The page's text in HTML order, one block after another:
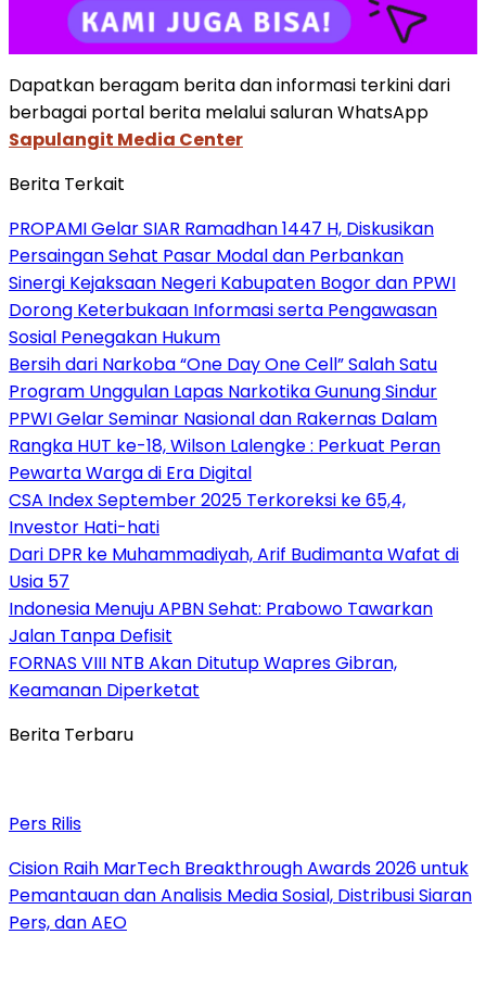
Dapatkan beragam berita dan informasi terkini dari
berbagai portal berita melalui saluran WhatsApp
Sapulangit Media Center
Berita Terkait
PROPAMI Gelar SIAR Ramadhan 1447 H, Diskusikan
Persaingan Sehat Pasar Modal dan Perbankan
Sinergi Kejaksaan Negeri Kabupaten Bogor dan PPWI
Dorong Keterbukaan Informasi serta Pengawasan
Sosial Penegakan Hukum
Bersih dari Narkoba “One Day One Cell” Salah Satu
Program Unggulan Lapas Narkotika Gunung Sindur
PPWI Gelar Seminar Nasional dan Rakernas Dalam
Rangka HUT ke-18, Wilson Lalengke : Perkuat Peran
Pewarta Warga di Era Digital
CSA Index September 2025 Terkoreksi ke 65,4,
Investor Hati-hati
Dari DPR ke Muhammadiyah, Arif Budimanta Wafat di
Usia 57
Indonesia Menuju APBN Sehat: Prabowo Tawarkan
Jalan Tanpa Defisit
FORNAS VIII NTB Akan Ditutup Wapres Gibran,
Keamanan Diperketat
Berita Terbaru
Pers Rilis
Cision Raih MarTech Breakthrough Awards 2026 untuk
Pemantauan dan Analisis Media Sosial, Distribusi Siaran
Pers, dan AEO